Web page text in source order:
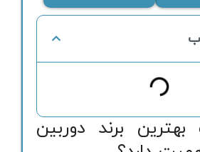
بهترین برند دوربین